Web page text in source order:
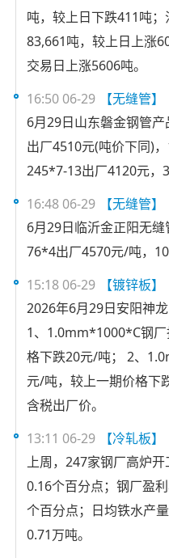
吨，较上日下跌411吨
83,661吨，较上日上涨
交易日上涨5606吨。
16:50 06-29
【无缝管】
6月29日山东磐金钢管
出厂4510元(吨价下同)
245*7-13出厂4120元，
16:48 06-29
【无缝管】
6月29日临沂金正阳无
76*4出厂4570元/吨，
15:18 06-29
【镀锌板】
2026年6月29日安阳神
1、1.0mm*1000*C钢
格下跌20元/吨； 2、
元/吨，较上一期价格下
含税出厂价。
13:11 06-29
【冷轧板】
上周，247家钢厂高炉
0.16个百分点；钢厂盈
个百分点；日均铁水产
0.71万吨。